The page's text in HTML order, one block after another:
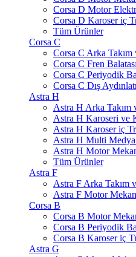
Corsa D Motor
Corsa D Karoser iç
Tüm Ürünler
Corsa C
Corsa C Arka Takım
Corsa C Fren
Corsa C Periyodik
Corsa C Dış
Astra H
Astra H Arka Takım
Astra H Karoseri ve
Astra H Karoser iç
Astra H Multi
Astra H Motor
Tüm Ürünler
Astra F
Astra F Arka Takım
Astra F Motor
Corsa B
Corsa B Motor
Corsa B Periyodik
Corsa B Karoser iç
Astra G